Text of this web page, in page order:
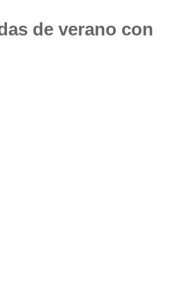
de verano con